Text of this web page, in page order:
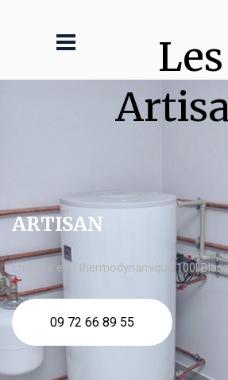
Les
ARTISAN
chauffe eau thermodynamique 100l
09 72 66 89 55